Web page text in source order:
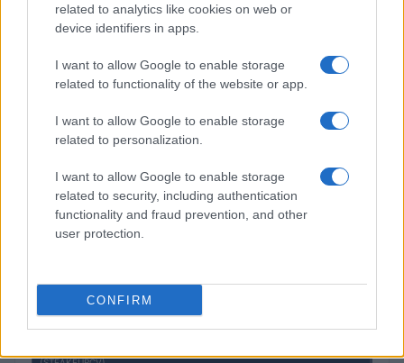
related to analytics like cookies on web or
device identifiers in apps.
I want to allow Google to enable storage
related to functionality of the website or app.
I want to allow Google to enable storage
related to personalization.
I want to allow Google to enable storage
related to security, including authentication
functionality and fraud prevention, and other
user protection.
CONFIRM
QUOTAZIONI CRYPTO
Gold (Terra
(PAXG)
Kinza Babylon Staked
Steakhouse EURCV
$100,000,000,000,000.00